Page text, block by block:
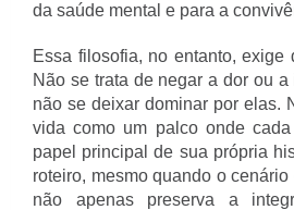
da saúde mental e para a
Essa filosofia, no entanto, exige
Não se trata de negar a dor ou
não se deixar dominar por elas.
vida como um palco onde
papel principal de sua própria
roteiro, mesmo quando o
não apenas preserva a